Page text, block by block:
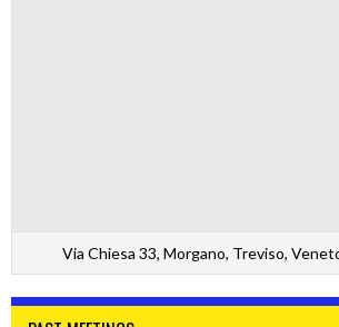
Via Chiesa 33, Morgano, Treviso,